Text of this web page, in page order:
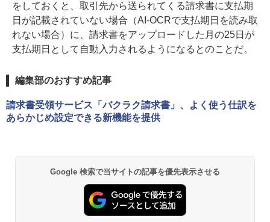
をしておくと、取引先から送られてくる請求書に支払期
日が記載されていない場合（AI-OCRで支払期日を読み取
れない場合）に、請求書をアップロードした月の25日が
支払期日として自動入力されるようになるとのことだ。
編集部のおすすめ記事
請求書受領サービス「バクラク請求書」、よく使う仕訳を
あらかじめ設定できる新機能を提供
Google 検索で当サイトの記事を優先表示させる